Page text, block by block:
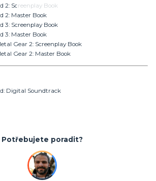
2: Screenplay Book
2: Master Book
3: Screenplay Book
3: Master Book
Gear 2: Screenplay Book
Gear 2: Master Book
Digital Soundtrack
Potřebujete poradit?